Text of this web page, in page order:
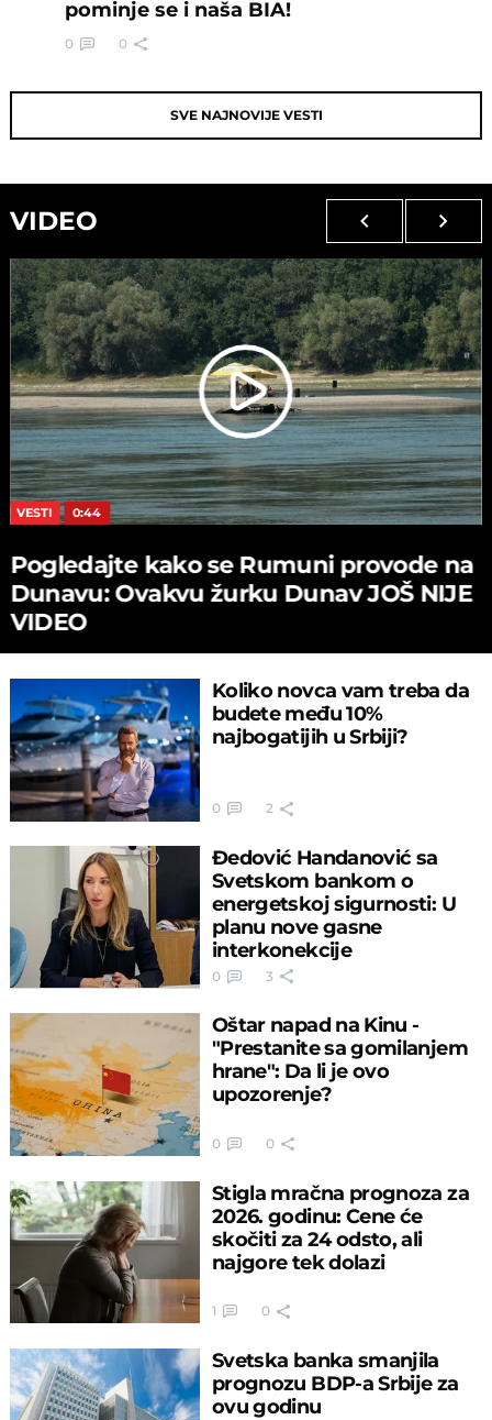
pominje se i naša BIA!
0 0
SVE NAJNOVIJE VESTI
VIDEO
VESTI 0:44
Pogledajte kako se Rumuni provode na
Dunavu: Ovakvu žurku Dunav JOŠ NIJE
VIDEO
Koliko novca vam treba da
budete među 10%
najbogatijih u Srbiji?
0 2
Đedović Handanović sa
Svetskom bankom o
energetskoj sigurnosti: U
planu nove gasne
interkonekcije
0 3
Oštar napad na Kinu -
"Prestanite sa gomilanjem
hrane": Da li je ovo
upozorenje?
0 0
Stigla mračna prognoza za
2026. godinu: Cene će
skočiti za 24 odsto, ali
najgore tek dolazi
1 0
Svetska banka smanjila
prognozu BDP-a Srbije za
ovu godinu